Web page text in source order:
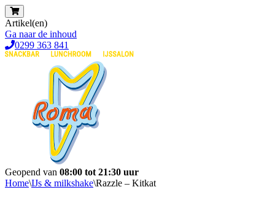
Artikel(en)
Ga naar de inhoud
0299 363 841
Geopend van 08:00 tot 21:30 uur
Home\IJs & milkshake\Razzle – Kitkat